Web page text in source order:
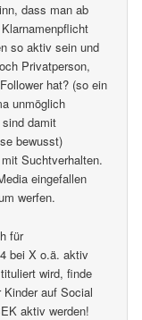
dass man ab
so aktiv sein und
Privatperson,
hat? (so ein
unmöglich
damit
bewusst)
Suchtverhalten.
eingefallen
werfen.
für
bei X o.ä. aktiv
wird, finde
auf Social
aktiv werden!